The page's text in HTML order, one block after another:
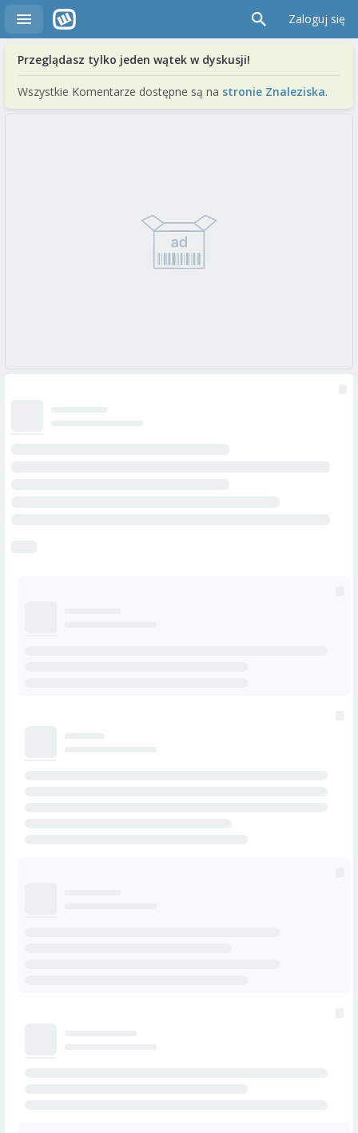
Zaloguj się
Przeglądasz tylko jeden wątek w dyskusji!
Wszystkie Komentarze dostępne są na stronie Znaleziska.